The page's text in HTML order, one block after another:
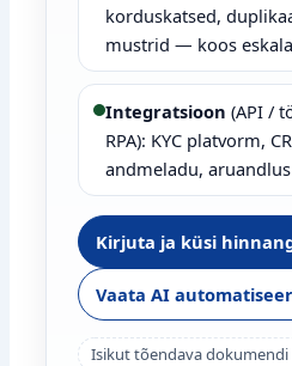
korduskatsed,
mustrid — koos
Integratsioon (API /
RPA): KYC platvorm,
andmeladu,
Kirjuta ja küsi
Vaata AI
Isikut tõendava